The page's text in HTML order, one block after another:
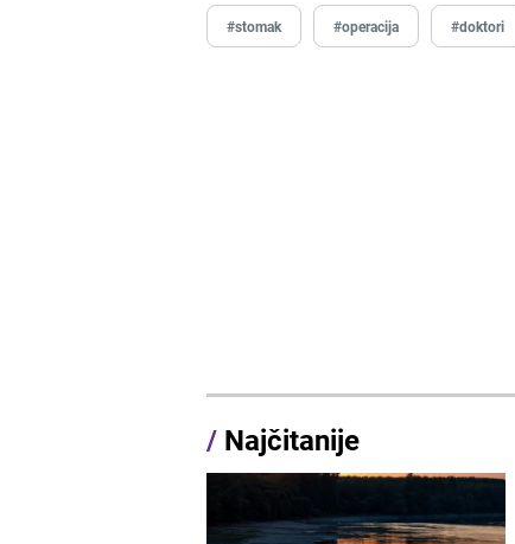
#stomak #operacija #doktori
/ Najčitanije